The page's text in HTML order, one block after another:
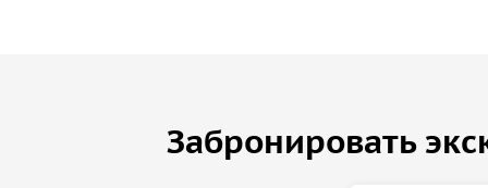
Забронировать